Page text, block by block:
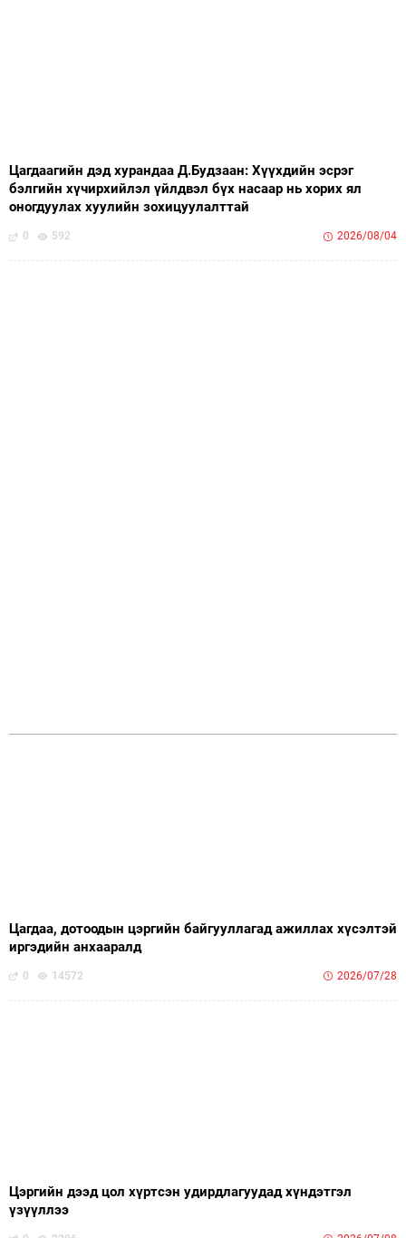
Цагдаагийн дэд хурандаа Д.Будзаан: Хүүхдийн эсрэг
бэлгийн хүчирхийлэл үйлдвэл бүх насаар нь хорих ял
оногдуулах хуулийн зохицуулалттай
0 592 2026/08/04
Цагдаа, дотоодын цэргийн байгууллагад ажиллах хүсэлтэй
иргэдийн анхааралд
0 14572 2026/07/28
Цэргийн дээд цол хүртсэн удирдлагуудад хүндэтгэл
үзүүллээ